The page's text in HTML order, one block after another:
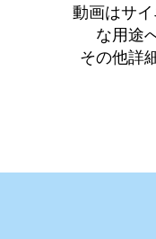
動画はサ
な用途
その他詳